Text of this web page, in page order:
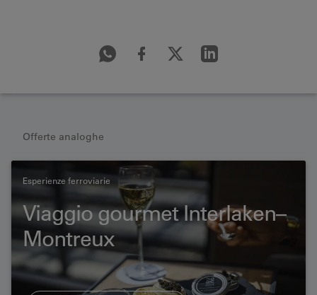
Offerte analoghe
Esperienze ferroviarie
Viaggio gourmet Interlaken–
Montreux